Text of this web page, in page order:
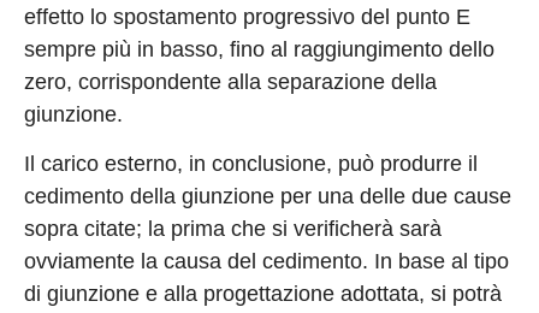
effetto lo spostamento progressivo del punto E
sempre più in basso, fino al raggiungimento dello
zero, corrispondente alla separazione della
giunzione.
Il carico esterno, in conclusione, può produrre il
cedimento della giunzione per una delle due cause
sopra citate; la prima che si verificherà sarà
ovviamente la causa del cedimento. In base al tipo
di giunzione e alla progettazione adottata, si potrà